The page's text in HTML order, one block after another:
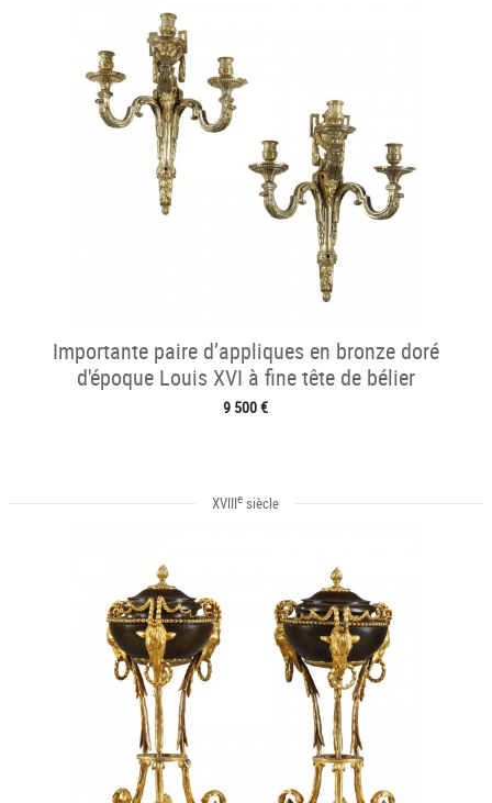
Importante paire d’appliques en bronze doré
d'époque Louis XVI à fine tête de bélier
9 500 €
XVIIIe siècle